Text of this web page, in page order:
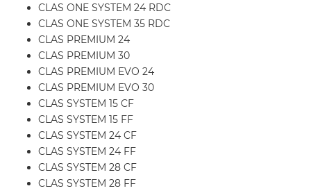
CLAS ONE SYSTEM 24 RDC
CLAS ONE SYSTEM 35 RDC
CLAS PREMIUM 24
CLAS PREMIUM 30
CLAS PREMIUM EVO 24
CLAS PREMIUM EVO 30
CLAS SYSTEM 15 CF
CLAS SYSTEM 15 FF
CLAS SYSTEM 24 CF
CLAS SYSTEM 24 FF
CLAS SYSTEM 28 CF
CLAS SYSTEM 28 FF